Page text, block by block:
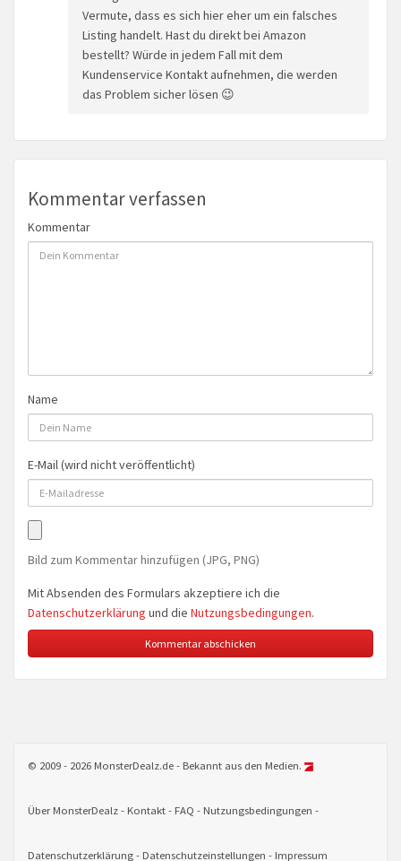
Vermute, dass es sich hier eher um ein falsches
Listing handelt. Hast du direkt bei Amazon
bestellt? Würde in jedem Fall mit dem
Kundenservice Kontakt aufnehmen, die werden
das Problem sicher lösen 😉
Kommentar verfassen
Kommentar
Name
E-Mail (wird nicht veröffentlicht)
Bild zum Kommentar hinzufügen (JPG, PNG)
Mit Absenden des Formulars akzeptiere ich die
Datenschutzerklärung und die Nutzungsbedingungen.
© 2009 - 2026 MonsterDealz.de - Bekannt aus den Medien.
Über MonsterDealz Kontakt FAQ Nutzungsbedingungen
Datenschutzerklärung Datenschutzeinstellungen Impressum